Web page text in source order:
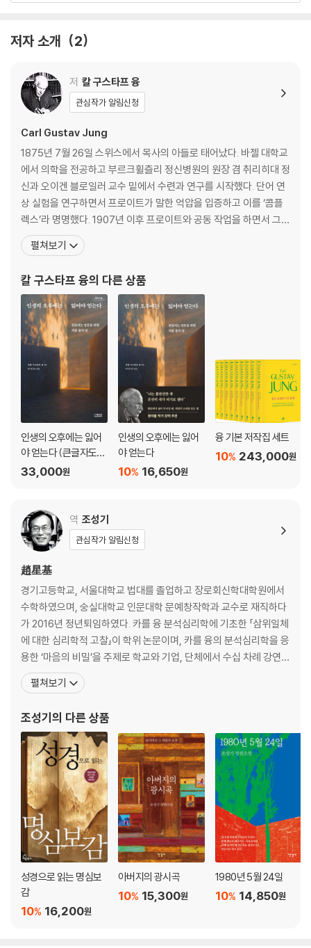
사후의 삶에 관하여
회고
편집자의 말
저자 소개 2
저 칼 구스타프 융
관심작가 알림신청
Carl Gustav Jung
1875년 7월 26일 스위스에서 목사의 아들로 태어났다. 바젤 대학교
에서 의학을 전공하고 부르크휠츨리 정신병원의 원장 겸 취리히대 정
신과 오이겐 블로일러 교수 밑에서 수련과 연구를 시작했다. 단어 연
상 실험을 연구하면서 프로이트가 말한 억압을 입증하고 이를 ‘콤플
렉스’라 명명했다. 1907년 이후 프로이트와 공동 작업을 하면서 그의
후계자로 여겨졌으나, 융은 프로이트의 리비도를 성적 에너지에 국
한하지 않고 일반적 에너지라 하여 갈등을 빚다 결국 결별했다. 1914
도 고통의 시간을 보낸다. 이 시기에 독자적으로 무의식 세
펼쳐보기
칼 구스타프 융의 다른 상품
인생의 오후에는 잃어
야 얻는다 (큰글자도
서)
33,000원
인생의 오후에는 잃어
야 얻는다
16,650원
10%
융 기본 저작집 세트
243,000원
10%
역 조성기
관심작가 알림신청
趙星基
경기고등학교, 서울대학교 법대를 졸업하고 장로회신학대학원에서
수학하였으며, 숭실대학교 인문대학 문예창작학과 교수로 재직하다
가 2016년 정년퇴임하였다. 카를 융 분석심리학에 기초한 「삼위일체
에 대한 심리학적 고찰」이 학위 논문이며, 카를 융의 분석심리학을 응
용한 ‘마음의 비밀’을 주제로 학교와 기업, 단체에서 수십 차례 강연하
고, CBS TV 프로그램 세바시에서 ‘미움 극복’에 대해 강연하였다. 대
학 재학 중 소설 「만화경」으로 동아일보 신춘문예에 당선 등단하였으
밤』으로 기독교문화상을, 1991년
펼쳐보기
조성기의 다른 상품
성경으로 읽는 명심보
감
16,200원
10%
아버지의 광시곡
15,300원
10%
1980년 5월 24일
14,850원
10%